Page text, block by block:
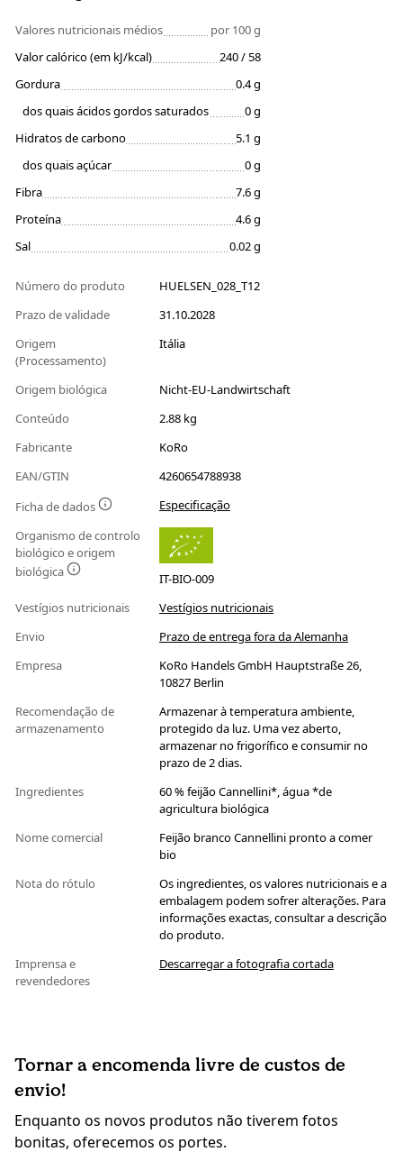
Valores nutricionais médios
por 100 g
Valor calórico (em kJ/kcal)
240 / 58
Gordura
0.4 g
dos quais ácidos gordos saturados
0 g
Hidratos de carbono
5.1 g
dos quais açúcar
0 g
Fibra
7.6 g
Proteína
4.6 g
Sal
0.02 g
Número do produto
HUELSEN_028_T12
Prazo de validade
31.10.2028
Origem
(Processamento)
Itália
Origem biológica
Nicht-EU-Landwirtschaft
Conteúdo
2.88 kg
Fabricante
KoRo
EAN/GTIN
4260654788938
Ficha de dados
Especificação
Organismo de controlo
biológico e origem
biológica
IT-BIO-009
Vestígios nutricionais
Vestígios nutricionais
Envio
Prazo de entrega fora da Alemanha
Empresa
KoRo Handels GmbH Hauptstraße 26,
10827 Berlin
Recomendação de
armazenamento
Armazenar à temperatura ambiente,
protegido da luz. Uma vez aberto,
armazenar no frigorífico e consumir no
prazo de 2 dias.
Ingredientes
60 % feijão Cannellini*, água *de
agricultura biológica
Nome comercial
Feijão branco Cannellini pronto a comer
bio
Nota do rótulo
Os ingredientes, os valores nutricionais e a
embalagem podem sofrer alterações. Para
informações exactas, consultar a descrição
do produto.
Imprensa e
revendedores
Descarregar a fotografia cortada
Tornar a encomenda livre de custos de
envio!
Enquanto os novos produtos não tiverem fotos
bonitas, oferecemos os portes.